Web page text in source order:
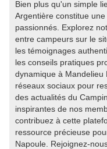
Bien plus qu'un simple
Argentière constitue
passionnés. Explorez
entre campeurs sur le
les témoignages
les conseils pratiques
dynamique à Mandelieu
réseaux sociaux pour
des actualités du
inspirantes de nos
contribuez à cette
ressource précieuse
Napoule. Rejoignez-